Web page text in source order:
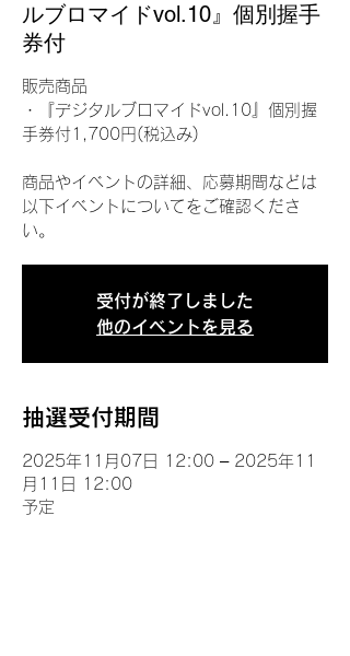
ルブロマイドvol.10』個別握手
券付
販売商品
・『デジタルブロマイドvol.10』個別握
手券付1,700円(税込み)
商品やイベントの詳細、応募期間などは
以下イベントについてをご確認くださ
い。
受付が終了しました
他のイベントを見る
抽選受付期間
2025年11月07日 12:00 – 2025年11
月11日 12:00
予定